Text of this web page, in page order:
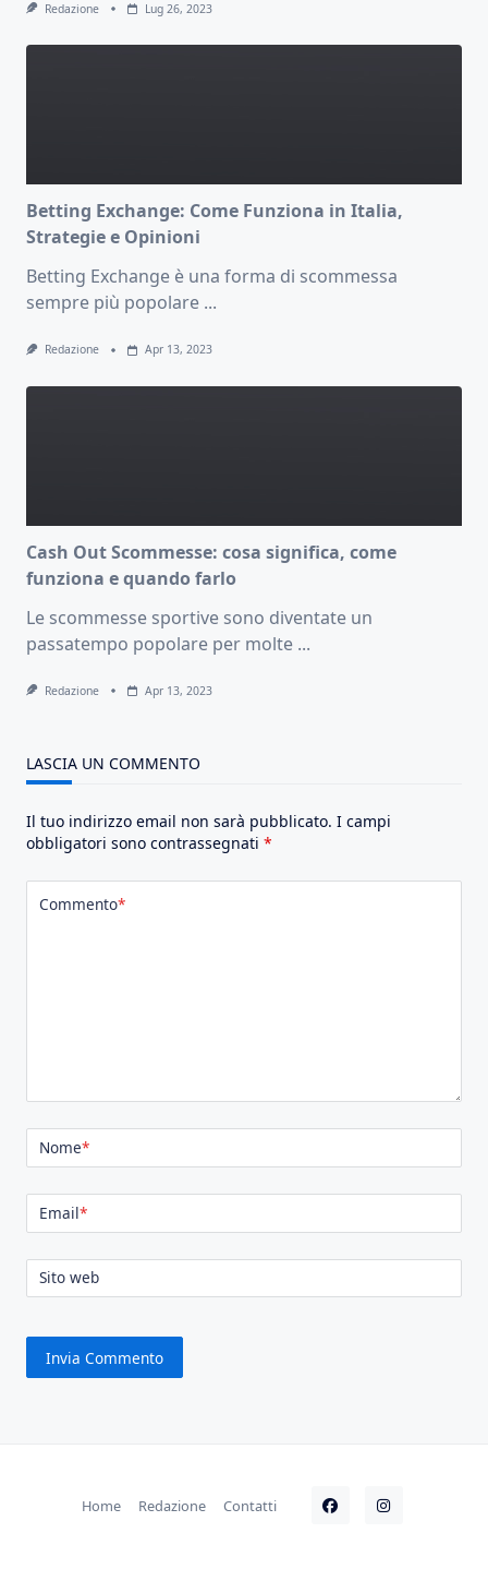
Redazione Lug 26, 2023
Betting Exchange: Come Funziona in Italia,
Strategie e Opinioni
Betting Exchange è una forma di scommessa
sempre più popolare ...
Redazione Apr 13, 2023
Cash Out Scommesse: cosa significa, come
funziona e quando farlo
Le scommesse sportive sono diventate un
passatempo popolare per molte ...
Redazione Apr 13, 2023
LASCIA UN COMMENTO
Il tuo indirizzo email non sarà pubblicato. I campi
obbligatori sono contrassegnati *
Commento*
Nome*
Email*
Sito web
Home Redazione Contatti